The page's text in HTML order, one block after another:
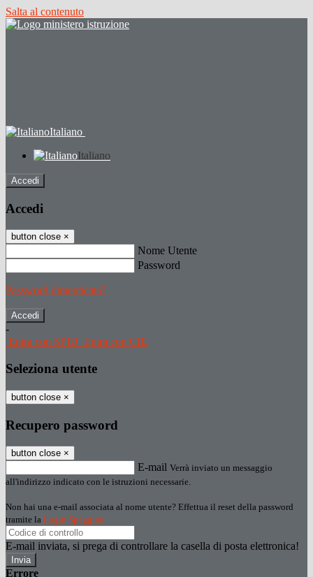
Salta al contenuto
Italiano
Italiano
Accedi
Accedi
button close ×
Nome Utente
Password
Password dimenticata?
-
Entra con SPID Entra con CIE
Seleziona utente
button close ×
Recupero password
button close ×
E-mail Verrà inviato un messaggio
all'indirizzo indicato con le istruzioni necessarie.
Non hai una e-mail associata al nome utente? Effettua il reset della password
tramite la Login Spaggiari
E-mail inviata, si prega di controllare la casella di posta elettronica!
Errore